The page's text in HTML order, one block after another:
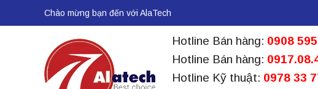
Chào mừng bạn đến với AlaTech
Hotline Bán hàng: 0908
Hotline Bán hàng:
Hotline Kỹ thuật: 0978 33